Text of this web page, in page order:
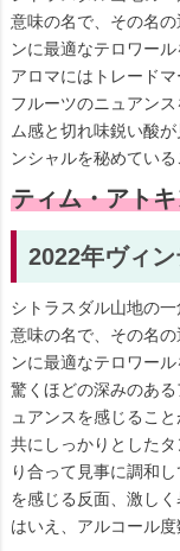
意味の名で、その名
ンに最適なテロワー
アロマにはトレード
フルーツのニュアン
ム感と切れ味鋭い酸
ンシャルを秘めてい
ティム・アト
2022年ヴィ
シトラスダル山地の
意味の名で、その名
ンに最適なテロワー
驚くほどの深みのあ
ュアンスを感じるこ
共にしっかりとした
り合って見事に調和
を感じる反面、激し
はいえ、アルコール